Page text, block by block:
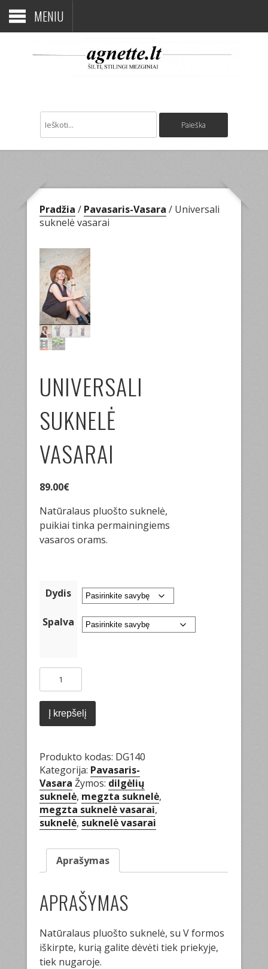
MENIU
Pradžia / Pavasaris-Vasara / Universali
suknelė vasarai
UNIVERSALI
SUKNELĖ
VASARAI
89.00€
Natūralaus pluošto suknelė,
puikiai tinka permainingiems
vasaros orams.
Dydis
Spalva
kiekis:
Universali
suknelė
vasarai
Į krepšelį
Produkto kodas: DG140
Kategorija: Pavasaris-
Vasara Žymos: dilgėlių
suknelė, megzta suknelė,
megzta suknelė vasarai,
suknelė, suknelė vasarai
Aprašymas
APRAŠYMAS
Natūralaus pluošto suknelė, su V formos
iškirpte, kurią galite dėvėti tiek priekyje,
tiek nugaroje.